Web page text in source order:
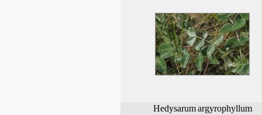
Hedysarum argyrophyllum